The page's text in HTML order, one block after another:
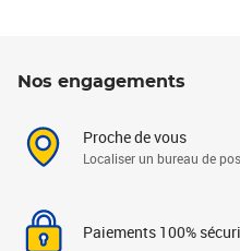
Nos engagements
Proche de vous
Localiser un bureau de
Paiements 100%